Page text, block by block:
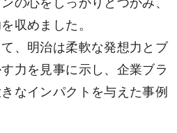
の心をしっかりとつかみ、
収めました。
、明治は柔軟な発想力とブ
力を見事に示し、企業ブラ
なインパクトを与えた事例